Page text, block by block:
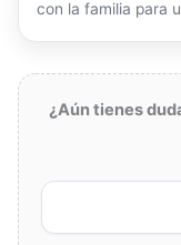
con la familia para
¿Aún tienes